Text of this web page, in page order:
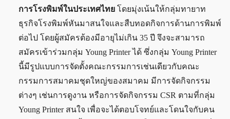
การโรงพิมพ์ในประเทศไทย โดยมุ่งเน้นให้กลุ่มทายาท
ธุรกิจโรงพิมพ์หันมาสนใจและสืบทอดกิจการด้านการพิมพ์
ต่อไป โดยผู้สมัครต้องมีอายุไม่เกิน 35 ปี จึงจะสามารถ
สมัครเข้าร่วมกลุ่ม Young Printer ได้ ซึ่งกลุ่ม Young Printer
นี้มีรูปแบบการจัดตั้งคณะกรรมการเช่นเดียวกับคณะ
กรรมการสมาคมชุดใหญ่ของสมาคม มีการจัดกิจกรรม
ต่างๆ เช่นการดูงาน หรือการจัดกิจกรรม CSR ตามที่กลุ่ม
Young Printer สนใจ เพื่อจะได้ตอบโจทย์และโดนใจกับคน